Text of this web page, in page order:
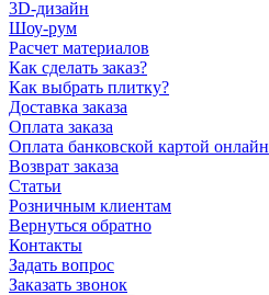
3D-дизайн
Шоу-рум
Расчет материалов
Как сделать заказ?
Как выбрать плитку?
Доставка заказа
Оплата заказа
Оплата банковской картой онлайн
Возврат заказа
Статьи
Розничным клиентам
Вернуться обратно
Контакты
Задать вопрос
Заказать звонок